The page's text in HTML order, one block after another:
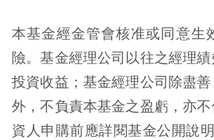
本基金經金管會核准或同意生
險。基金經理公司以往之經理
投資收益；基金經理公司除盡
外，不負責本基金之盈虧，亦
資人申購前應詳閱基金公開說